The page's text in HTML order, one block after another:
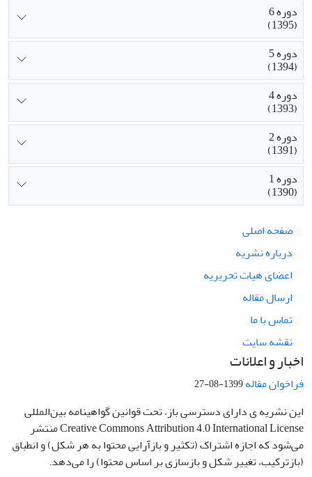
دوره 6
(1395)
دوره 5
(1394)
دوره 4
(1393)
دوره 2
(1391)
دوره 1
(1390)
صفحه اصلی
درباره نشریه
اعضای هیات تحریریه
ارسال مقاله
تماس با ما
نقشه سایت
اخبار و اعلانات
فراخوان مقاله1399-08-27
این نشریه ی دارای دسترسی باز، تحت قوانین گواهینامه بین‌المللی
Creative Commons Attribution 4.0 International License منتشر
می‌شود که اجازه اشتراک (تکثیر و بازآرایی محتوا به هر شکل) و انطباق
(بازترکیب، تغییر شکل و بازسازی بر اساس محتوا) را می‌دهد.